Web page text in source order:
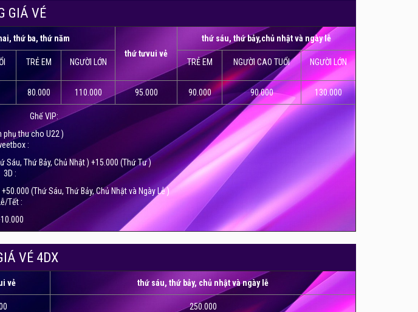
rộng rãi, trẻ trung và hệ thống đèn ấm áp tạo cảm giác sang trọng. Ghế chờ bằng
GIÁ VÉ
thứ ba, thứ năm
thứ tưvui vẻ
thứ sáu, thứ bảy,chủ nhật và ngày lễ
TRẺ EM NGƯỜI LỚN TRẺ EM NGƯỜI CAO TUỔI NGƯỜI LỚN
80.000 110.000 95.000 90.000 90.000 130.000
Ghế VIP:
phụ thu cho U22 )
:
Sáu, Thứ Bảy, Chủ Nhật ) +15.000 (Thứ Tư )
3D :
(Thứ Sáu, Thứ Bảy, Chủ Nhật và Ngày Lễ )
Tết :
VÉ 4DX
vẻ thứ sáu, thứ bảy, chủ nhật và ngày lễ
250.000